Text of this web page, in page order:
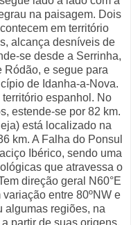
na paisagem. Dois
em território
alcança desníveis de
se desde a Serrinha,
Ródão, e segue para
de Idanha-a-Nova.
espanhol. No
estende-se por 82 km.
está localizado na
km. A Falha do Ponsul
Ibérico, sendo uma
que atravessa o
direção geral N60°E
entre 80ºNW e
algumas regiões, na